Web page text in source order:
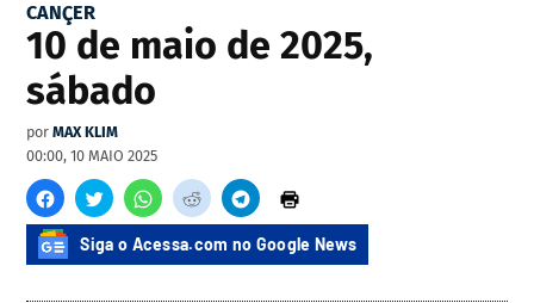
CANÇER
10 de maio de 2025,
sábado
por MAX KLIM
00:00, 10 MAIO 2025
Siga o Acessa.com no Google News